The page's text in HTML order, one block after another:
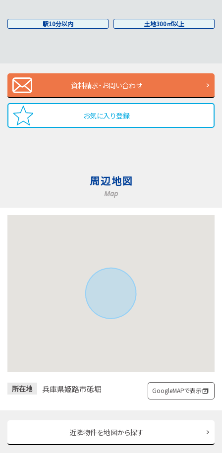
駅10分以内 土地300㎡以上
資料請求・お問い合わせ
お気に入り登録
周辺地図
Map
所在地 兵庫県姫路市砥堀 GoogleMAPで表示
近隣物件を地図から探す